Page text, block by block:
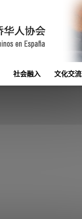
社会融入 文化交流